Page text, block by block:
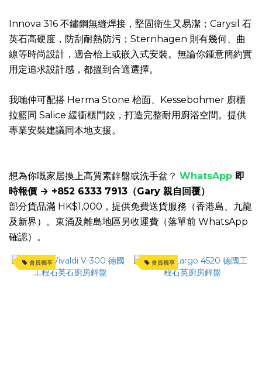
材
質
石
英
(5)
316
不
(4)
304
不
鏽
鋼
(2)
價格
Innova 316 不鏽鋼無縫焊接，堅固衛生又易潔；Carysil 石
英石高硬度，防刮耐熱防污；Sternhagen 則有幾何、曲
線等時尚設計，適合枱上或嵌入式安裝。無論你鍾意簡約實
用定追求設計感，都搵到合適選擇。
我哋仲可配搭 Herma Stone 枱面、Kessebohmer 廚櫃
拉籃同 Salice 緩衝櫃門鉸，打造完整耐用廚浴空間。提供
專業安裝建議同本地支援。
想為你嘅家居換上高質素鋅盤或洗手盆？ WhatsApp 即
時報價 → +852 6333 7913（Gary 親自回覆）
部分貨品滿 HK$1,000，提供免費送貨服務（香港島、九龍
及新界）。東涌及離島地區另收運費（落單前 WhatsApp
確認）。
會員獨享 會員獨享